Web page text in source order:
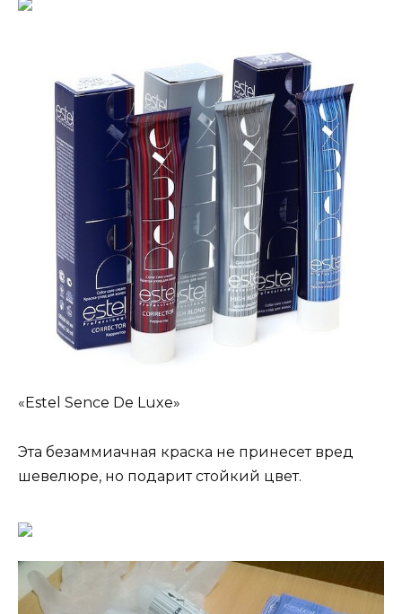
«Estel Sence De Luxe»
Эта безаммиачная краска не принесет вред
шевелюре, но подарит стойкий цвет.